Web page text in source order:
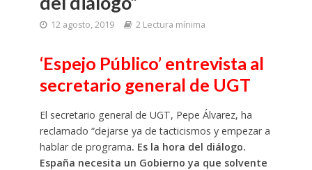
12 agosto, 2019 2 Lectura mínima
‘Espejo Público’ entrevista al
secretario general de UGT
El secretario general de UGT, Pepe Álvarez, ha
reclamado “dejarse ya de tacticismos y empezar a
hablar de programa. Es la hora del diálogo.
España necesita un Gobierno ya que solvente